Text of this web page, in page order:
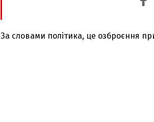
За словами політика, це озброєння